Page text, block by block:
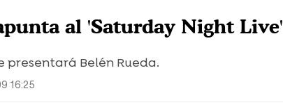
al 'Saturday Night Live'
Belén Rueda.
16:25